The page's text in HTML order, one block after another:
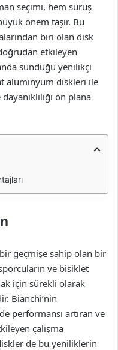
seçimi, hem sürüş
önem taşır. Bu
biri olan disk
etkileyen
sunduğu yenilikçi
alüminyum diskleri ile
ön plana
geçmişe sahip olan bir
ve bisiklet
için sürekli olarak
Bianchi’nin
performansı artıran ve
çalışma
de bu yeniliklerin